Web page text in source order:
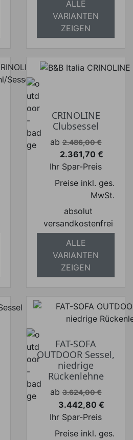
ALLE
VARIANTEN
ZEIGEN
CRINOLINE
Clubsessel
Verkaufspreis
ab 2.486,00 €
Preis
2.361,70 €
Ihr Spar-Preis
Preise inkl. ges.
MwSt.
absolut
versandkostenfrei
ALLE
VARIANTEN
ZEIGEN
FAT-SOFA
OUTDOOR Sessel,
niedrige
Rückenlehne
Verkaufspreis
ab 3.624,00 €
Preis
3.442,80 €
Ihr Spar-Preis
Preise inkl. ges.